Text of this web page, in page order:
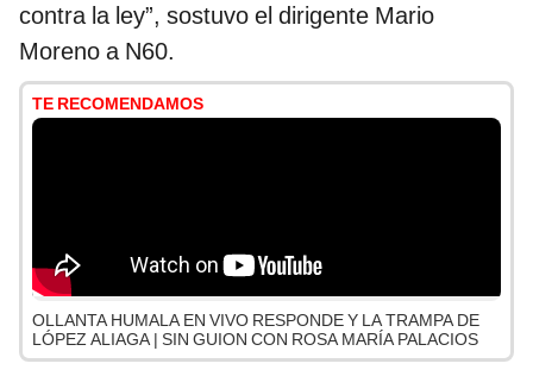
contra la ley”, sostuvo el dirigente Mario
Moreno a N60.
TE RECOMENDAMOS
OLLANTA HUMALA EN VIVO RESPONDE Y LA TRAMPA DE
LÓPEZ ALIAGA | SIN GUION CON ROSA MARÍA PALACIOS